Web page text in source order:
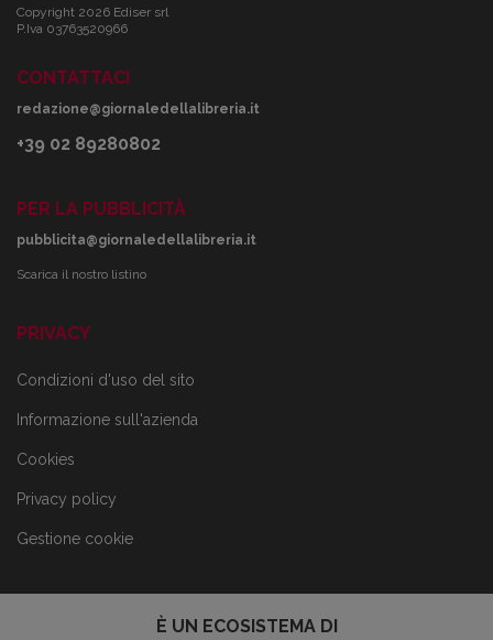
Copyright 2026 Ediser srl
P.Iva 03763520966
CONTATTACI
redazione@giornaledellalibreria.it
+39 02 89280802
PER LA PUBBLICITÀ
pubblicita@giornaledellalibreria.it
Scarica il nostro listino
PRIVACY
Condizioni d'uso del sito
Informazione sull'azienda
Cookies
Privacy policy
Gestione cookie
È UN ECOSISTEMA DI